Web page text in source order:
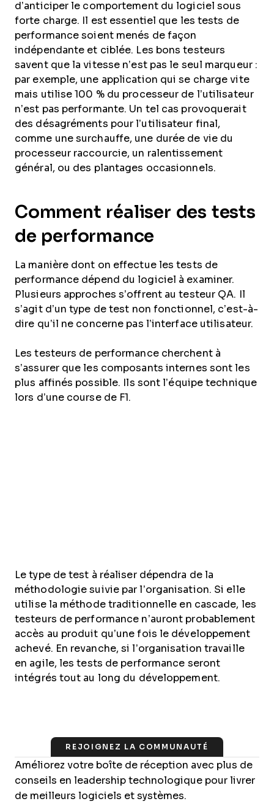
d’anticiper le comportement du logiciel sous
forte charge. Il est essentiel que les tests de
performance soient menés de façon
indépendante et ciblée. Les bons testeurs
savent que la vitesse n’est pas le seul marqueur :
par exemple, une application qui se charge vite
mais utilise 100 % du processeur de l’utilisateur
n’est pas performante. Un tel cas provoquerait
des désagréments pour l’utilisateur final,
comme une surchauffe, une durée de vie du
processeur raccourcie, un ralentissement
général, ou des plantages occasionnels.
Comment réaliser des tests
de performance
La manière dont on effectue les tests de
performance dépend du logiciel à examiner.
Plusieurs approches s’offrent au testeur QA. Il
s’agit d’un type de test non fonctionnel, c’est-à-
dire qu’il ne concerne pas l’interface utilisateur.
Les testeurs de performance cherchent à
s’assurer que les composants internes sont les
plus affinés possible. Ils sont l’équipe technique
lors d’une course de F1.
Le type de test à réaliser dépendra de la
méthodologie suivie par l’organisation. Si elle
utilise la méthode traditionnelle en cascade, les
testeurs de performance n’auront probablement
accès au produit qu’une fois le développement
achevé. En revanche, si l’organisation travaille
en agile, les tests de performance seront
intégrés tout au long du développement.
REJOIGNEZ LA COMMUNAUTÉ
Améliorez votre boîte de réception avec plus de
conseils en leadership technologique pour livrer
de meilleurs logiciels et systèmes.